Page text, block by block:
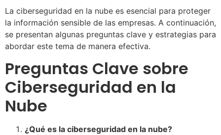
La ciberseguridad en la nube es esencial para proteger
la información sensible de las empresas. A continuación,
se presentan algunas preguntas clave y estrategias para
abordar este tema de manera efectiva.
Preguntas Clave sobre
Ciberseguridad en la
Nube
¿Qué es la ciberseguridad en la nube?